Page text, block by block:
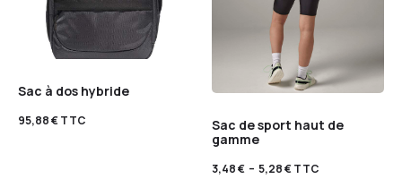
Sac à dos hybride
95,88€TTC
Sac de sport haut de
gamme
3,48€ – 5,28€TTC